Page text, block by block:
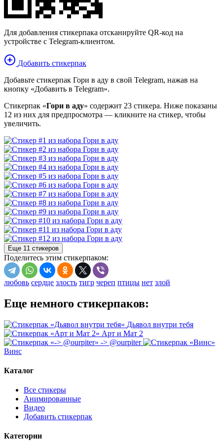
Для добавления стикерпака отсканируйте QR-код на
устройстве с Telegram-клиентом.
Добавить стикерпак
Добавьте стикерпак Гори в аду в свой Telegram, нажав на
кнопку «Добавить в Telegram».
Стикерпак «Гори в аду» содержит 23 стикера. Ниже показаны
12 из них для предпросмотра — кликните на стикер, чтобы
увеличить.
Еще 11 стикеров
Поделитесь этим стикерпаком:
любовь сердце злость тигр череп птицы нет злой
Еще немного стикерпаков:
Дьявол внутри тебя
Арт и Мат 2
-> @ourpiter
Винс
Каталог
Все стикеры
Анимированные
Видео
Добавить стикерпак
Категории